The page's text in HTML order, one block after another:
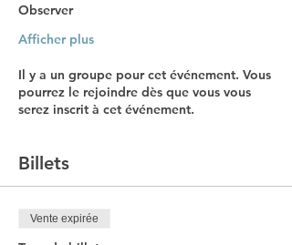
Observer
Afficher plus
Il y a un groupe pour cet événement. Vous
pourrez le rejoindre dès que vous vous
serez inscrit à cet événement.
Billets
Vente expirée